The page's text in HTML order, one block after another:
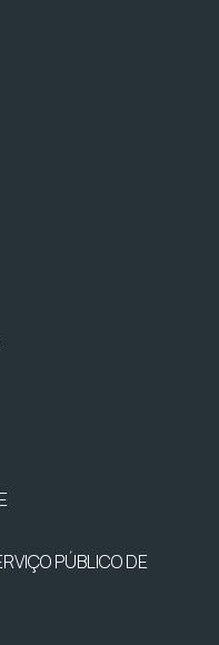
PÚBLICO DE